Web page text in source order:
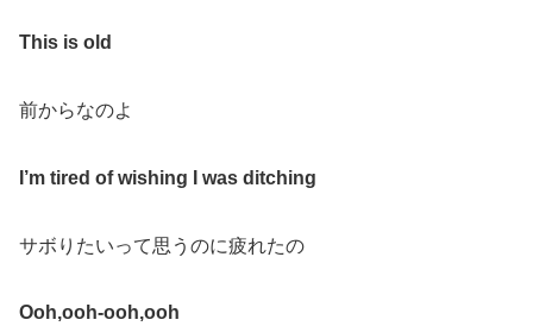
This is old
前からなのよ
’m tired of wishing I was ditching
サボりたいって思うのに疲れたの
Ooh,ooh-ooh,ooh